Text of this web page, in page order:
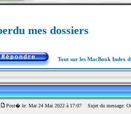
mes dossiers
Tout sur les MacBook Index
Post� le: Mar 24 Mai 2022 à 17:07 Sujet du message: